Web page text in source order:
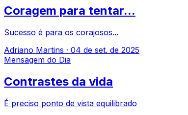
Coragem para tentar...
Sucesso é para os corajosos...
Adriano Martins · 04 de set. de 2025
Mensagem do Dia
Contrastes da vida
É preciso ponto de vista equilibrado